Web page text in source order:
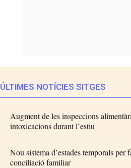
ÚLTIMES NOTÍCIES SITGES
Augment de les inspeccions
intoxicacions durant l’estiu
Nou sistema d’estades temporals per
conciliació familiar